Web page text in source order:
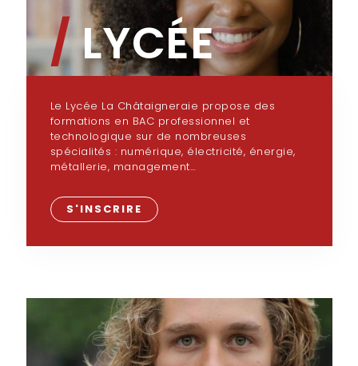
/LYCÉE
Le Lycée La Châtaigneraie propose des
formations en BAC professionnel et
technologique sur de nombreuses
spécialités : numérique, électricité, énergie,
métallerie, management…
S'INSCRIRE